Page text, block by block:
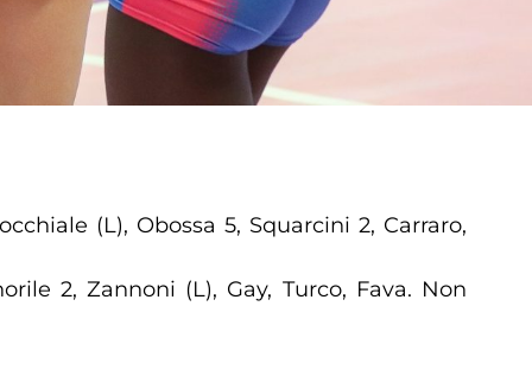
(L), Obossa 5, Squarcini 2, Carraro,
2, Zannoni (L), Gay, Turco, Fava. Non